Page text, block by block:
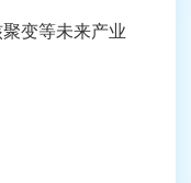
变等未来产业